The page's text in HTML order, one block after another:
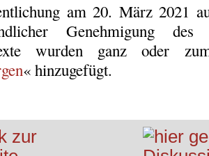
am 20. März 2021
Genehmigung des
wurden ganz oder
« hinzugefügt.